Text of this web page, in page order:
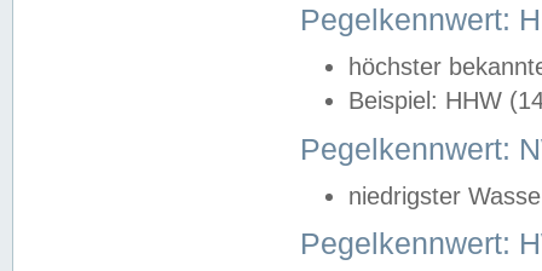
Pegelkennwert:
höchster
Beispiel: HHW
Pegelkennwert:
niedrigster
Pegelkennwert: